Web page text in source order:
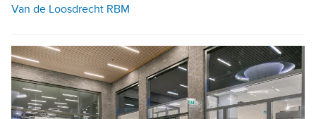
Van de Loosdrecht RBM